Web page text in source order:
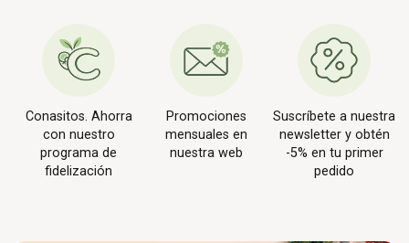
Conasitos. Ahorra
con nuestro
programa de
fidelización
Promociones
mensuales en
nuestra web
Suscríbete a nuestra
newsletter y obtén
-5% en tu primer
pedido